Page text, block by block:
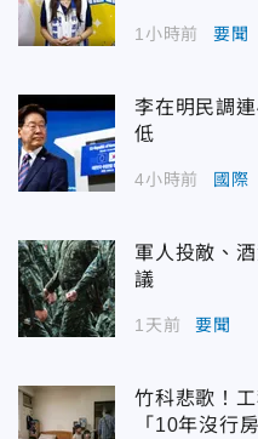
1小時前 要聞
李在明民調
低
4小時前 國際
軍人投敵、
議
1天前 要聞
竹科悲歌！
「10年沒行房